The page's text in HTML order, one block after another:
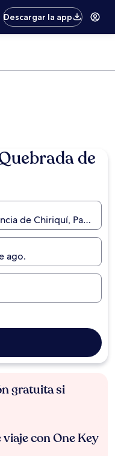
Descargar la app
de
de Chiriquí, Panamá
ago.
gratuita si
con One Key